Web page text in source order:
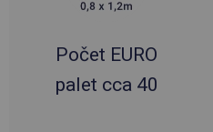
Počet EURO
palet cca 40